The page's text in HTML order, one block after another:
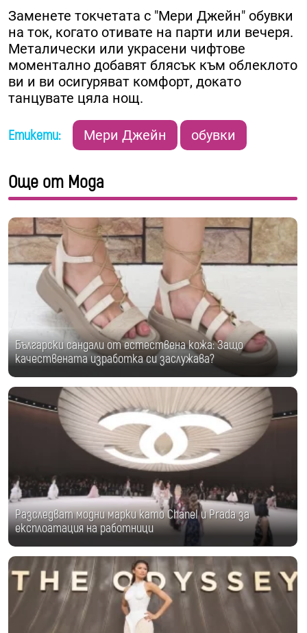
Заменете токчетата с "Мери Джейн" обувки
на ток, когато отивате на парти или вечеря.
Металически или украсени чифтове
моментално добавят блясък към облеклото
ви и ви осигуряват комфорт, докато
танцувате цяла нощ.
Етикети: Мери Джейн обувки
Още от Мода
Български сандали от естествена кожа: Защо
качествената изработка си заслужава?
Разследват модни марки като Chanel и Prada за
експлоатация на работници